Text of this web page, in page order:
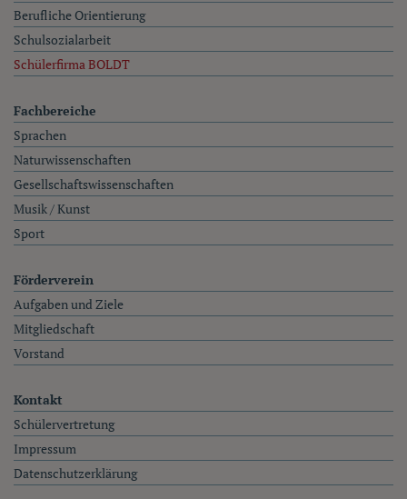
Berufliche Orientierung
Schulsozialarbeit
Schülerfirma BOLDT
Fachbereiche
Sprachen
Naturwissenschaften
Gesellschaftswissenschaften
Musik / Kunst
Sport
Förderverein
Aufgaben und Ziele
Mitgliedschaft
Vorstand
Kontakt
Schülervertretung
Impressum
Datenschutzerklärung